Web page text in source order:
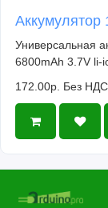
Универсальная
6800mAh 3.7V li-
172.00р. Без